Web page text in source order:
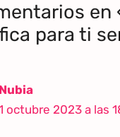
en
para ti
Nubia
octubre 2023 a las